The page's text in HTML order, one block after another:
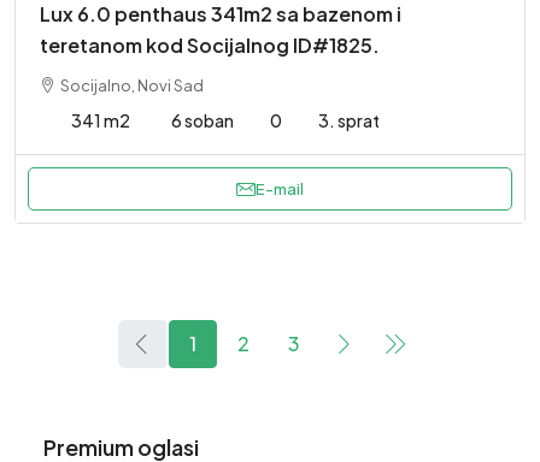
Lux 6.0 penthaus 341m2 sa bazenom i
teretanom kod Socijalnog ID#1825.
Socijalno, Novi Sad
341 m2 6 soban 0 3. sprat
E-mail
1 2 3
Premium oglasi